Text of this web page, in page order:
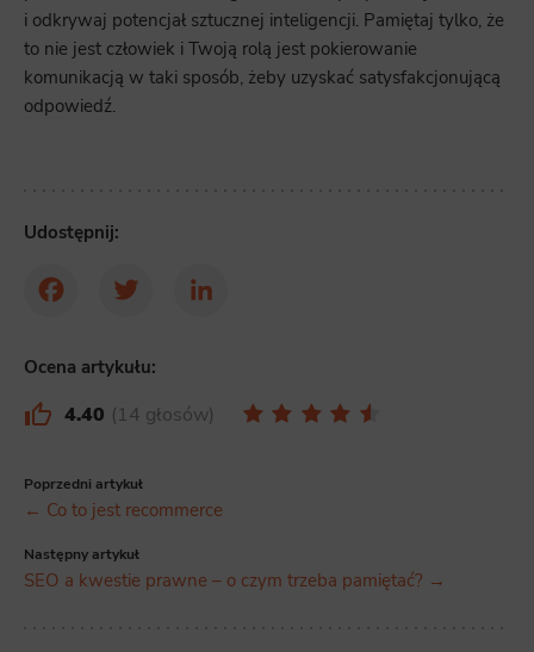
i odkrywaj potencjał sztucznej inteligencji. Pamiętaj tylko, że
to nie jest człowiek i Twoją rolą jest pokierowanie
komunikacją w taki sposób, żeby uzyskać satysfakcjonującą
odpowiedź.
Udostępnij:
FacebookTwitter LinkedIn
Ocena artykułu:
4.40 14 głosów
Poprzedni artykuł
← Co to jest recommerce
Następny artykuł
SEO a kwestie prawne – o czym trzeba pamiętać? →